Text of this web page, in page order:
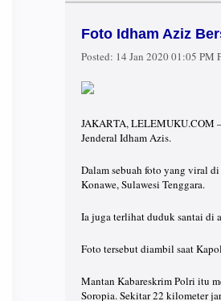
Foto Idham Aziz
Posted: 14 Jan 2020 01:05 PM
JAKARTA, LELEMUKU.COM
Jenderal Idham Azis.
Dalam sebuah foto yang viral
Konawe, Sulawesi Tenggara.
Ia juga terlihat duduk santai di
Foto tersebut diambil saat
Mantan Kabareskrim Polri itu
Soropia. Sekitar 22 kilometer